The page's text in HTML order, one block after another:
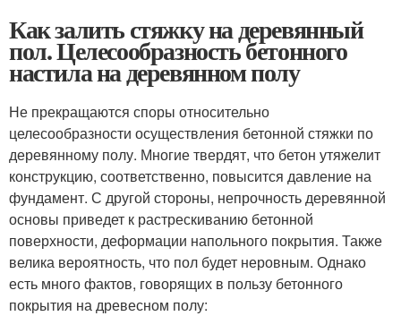
Как залить стяжку на деревянный
пол. Целесообразность бетонного
настила на деревянном полу
Не прекращаются споры относительно
целесообразности осуществления бетонной стяжки по
деревянному полу. Многие твердят, что бетон утяжелит
конструкцию, соответственно, повысится давление на
фундамент. С другой стороны, непрочность деревянной
основы приведет к растрескиванию бетонной
поверхности, деформации напольного покрытия. Также
велика вероятность, что пол будет неровным. Однако
есть много фактов, говорящих в пользу бетонного
покрытия на древесном полу: